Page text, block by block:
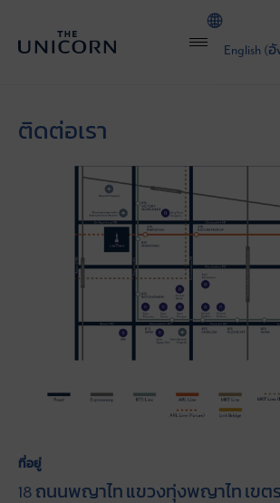
English (อั
ติดต่อเรา
ที่อยู่
18 ถนนพญาไท แขวงทุ่งพญาไท เขต